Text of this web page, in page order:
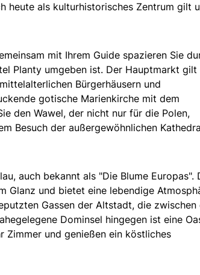
heute als kulturhistorisches Zentrum gilt
mit Ihrem Guide spazieren Sie
Planty umgeben ist. Der Hauptmarkt gilt
Bürgerhäusern und
gotische Marienkirche mit dem
den Wawel, der nicht nur für die Polen,
Besuch der außergewöhnlichen
auch bekannt als "Die Blume Europas".
Glanz und bietet eine lebendige
Gassen der Altstadt, die zwischen
Dominsel hingegen ist eine
Zimmer und genießen ein köstliches